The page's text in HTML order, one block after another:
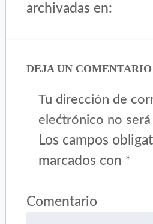
archivadas en:
DEJA UN COMENTARIO
Tu dirección de
electrónico no será
Los campos
marcados con *
Comentario